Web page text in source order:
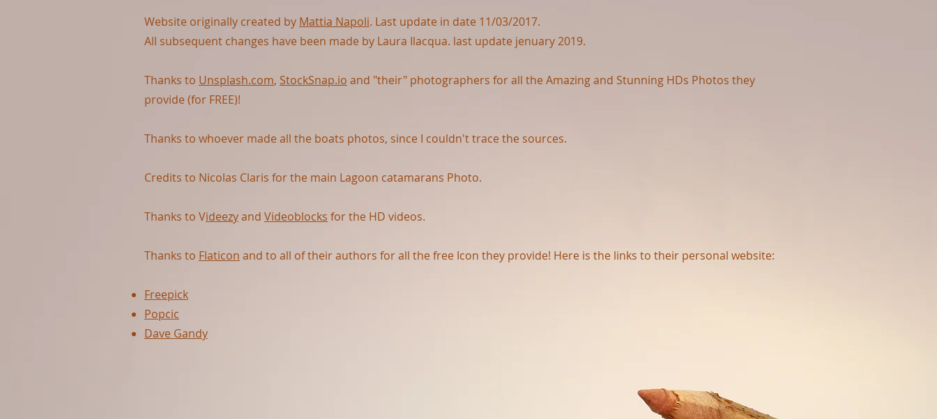
Website originally created by Mattia Napoli. Last update in date 11/03/2017.
All subsequent changes have been made by Laura Ilacqua. last update jenuary 2019.
Thanks to Unsplash.com, StockSnap.io and "their" photographers for all the Amazing and Stunning HDs Photos they
provide (for FREE)!
Thanks to whoever made all the boats photos, since I couldn't trace the sources.
Credits to Nicolas Claris for the main Lagoon catamarans Photo.
Thanks to Videezyand Videoblocks for the HD videos.
Thanks to Flaticon and to all of their authors for all the free Icon they provide! Here is the links to their personal website:
Freepick
Popcic
Dave Gandy